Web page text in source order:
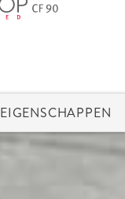
EIGENSCHAPPEN